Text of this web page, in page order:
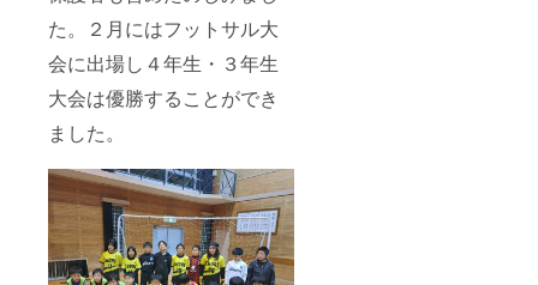
た。２月にはフットサル大
会に出場し４年生・３年生
大会は優勝することができ
ました。